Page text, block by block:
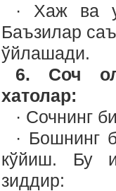
· Хаж ва
Баъзилар
ўйлашади.
6. Соч
хатолар:
· Сочнинг
· Бошнинг
кўйиш. Бу
зиддир: